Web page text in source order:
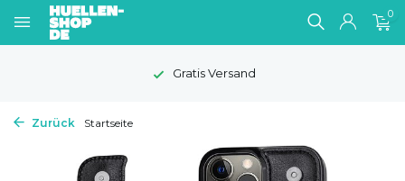
0
Gratis Versand
Zurück Startseite